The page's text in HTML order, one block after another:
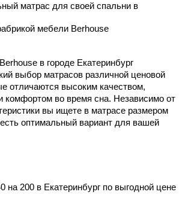
матрас для своей спальни в
мебели Berhouse
в городе Екатеринбург
выбор матрасов различной ценовой
отличаются высоким качеством,
комфортом во время сна. Независимо от
вы ищете в матрасе размером
оптимальный вариант для вашей
на 200 в Екатеринбург по выгодной цене